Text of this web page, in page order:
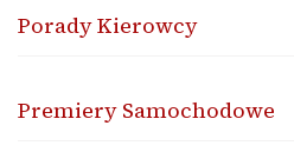
Porady Kierowcy
Premiery Samochodowe